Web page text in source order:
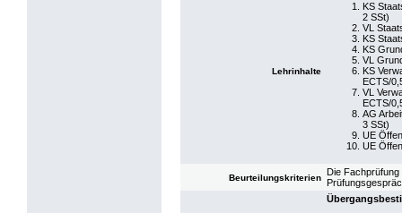
Lehrinhalte
KS
2 SSt)
VL
KS
KS
VL
KS
ECTS/
VL
ECTS/
AG
3 SSt)
UE
UE
Beurteilungskriterien
Die